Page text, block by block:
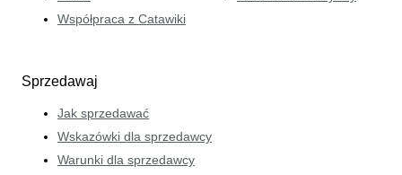
Współpraca z Catawiki
Sprzedawaj
Jak sprzedawać
Wskazówki dla sprzedawcy
Warunki dla sprzedawcy